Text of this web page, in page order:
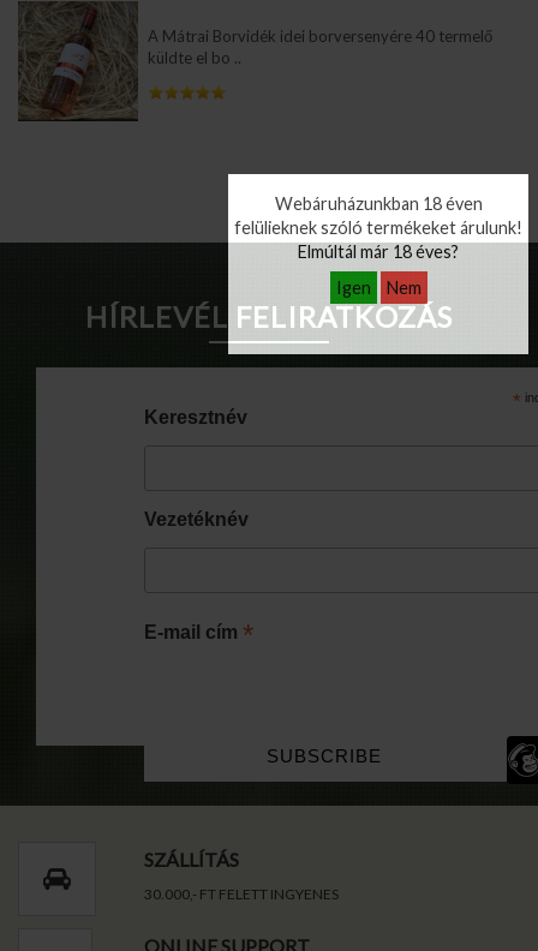
Webáruházunkban 18 éven
felülieknek szóló termékeket árulunk!
Elmúltál már 18 éves?
Igen
Nem
A Mátrai Borvidék idei borversenyére 40 termelő
küldte el bo ..
HÍRLEVÉL FELIRATKOZÁS
*
Keresztnév
Vezetéknév
E-mail cím *
SZÁLLÍTÁS
30.000,- FT FELETT INGYENES
ONLINE SUPPORT